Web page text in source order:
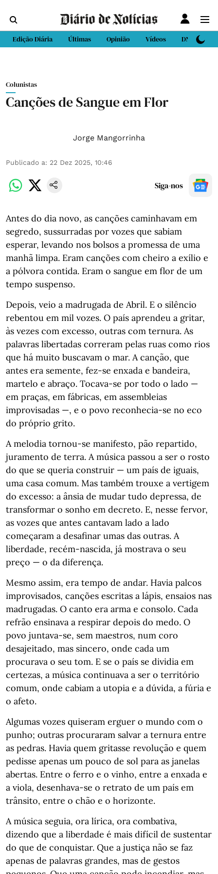
Edição Diária Últimas Opinião Vídeos DN Sport
Colunistas
Canções de Sangue em Flor
Jorge Mangorrinha
Publicado a: 22 Dez 2025, 10:46
Siga-nos
Antes do dia novo, as canções caminhavam em
segredo, sussurradas por vozes que sabiam
esperar, levando nos bolsos a promessa de uma
manhã limpa. Eram canções com cheiro a exílio e
a pólvora contida. Eram o sangue em flor de um
tempo suspenso.
Depois, veio a madrugada de Abril. E o silêncio
rebentou em mil vozes. O país aprendeu a gritar,
às vezes com excesso, outras com ternura. As
palavras libertadas correram pelas ruas como rios
que há muito buscavam o mar. A canção, que
antes era semente, fez-se enxada e bandeira,
martelo e abraço. Tocava-se por todo o lado —
em praças, em fábricas, em assembleias
improvisadas —, e o povo reconhecia-se no eco
do próprio grito.
A melodia tornou-se manifesto, pão repartido,
juramento de terra. A música passou a ser o rosto
do que se queria construir — um país de iguais,
uma casa comum. Mas também trouxe a vertigem
do excesso: a ânsia de mudar tudo depressa, de
transformar o sonho em decreto. E, nesse fervor,
as vozes que antes cantavam lado a lado
começaram a desafinar umas das outras. A
liberdade, recém-nascida, já mostrava o seu
preço — o da diferença.
Mesmo assim, era tempo de andar. Havia palcos
improvisados, canções escritas a lápis, ensaios nas
madrugadas. O canto era arma e consolo. Cada
refrão ensinava a respirar depois do medo. O
povo juntava-se, sem maestros, num coro
desajeitado, mas sincero, onde cada um
procurava o seu tom. E se o país se dividia em
certezas, a música continuava a ser o território
comum, onde cabiam a utopia e a dúvida, a fúria e
o afeto.
Algumas vozes quiseram erguer o mundo com o
punho; outras procuraram salvar a ternura entre
as pedras. Havia quem gritasse revolução e quem
pedisse apenas um pouco de sol para as janelas
abertas. Entre o ferro e o vinho, entre a enxada e
a viola, desenhava-se o retrato de um país em
trânsito, entre o chão e o horizonte.
A música seguia, ora lírica, ora combativa,
dizendo que a liberdade é mais difícil de sustentar
do que de conquistar. Que a justiça não se faz
apenas de palavras grandes, mas de gestos